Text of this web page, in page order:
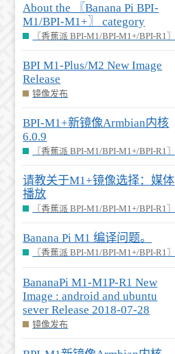
About the 〖Banana Pi BPI-
M1/BPI-M1+〗 category
〖香蕉派 BPI-M1/BPI-M1+/BPI-R1〗
BPI M1-Plus/M2 New Image
Release
镜像发布
BPI-M1+新镜像Armbian内核
6.0.9
〖香蕉派 BPI-M1/BPI-M1+/BPI-R1〗
请教关于M1+镜像选择：媒体
播放
〖香蕉派 BPI-M1/BPI-M1+/BPI-R1〗
Banana Pi M1 编译问题。
〖香蕉派 BPI-M1/BPI-M1+/BPI-R1〗
BananaPi M1-M1P-R1 New
Image : android and ubuntu
sever Release 2018-07-28
镜像发布